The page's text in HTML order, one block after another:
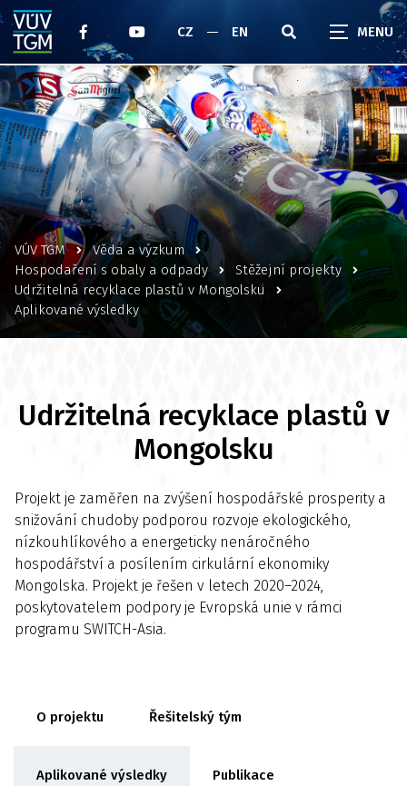
CZ EN
VÚV TGM
Věda a výzkum
Hospodaření s obaly a odpady
Stěžejní projekty
Udržitelná recyklace plastů v Mongolsku
Aplikované výsledky
Udržitelná recyklace plastů v
Mongolsku
Projekt je zaměřen na zvýšení hospodářské prosperity a
snižování chudoby podporou rozvoje ekologického,
nízkouhlíkového a energeticky nenáročného
hospodářství a posílením cirkulární ekonomiky
Mongolska. Projekt je řešen v letech 2020–2024,
poskytovatelem podpory je Evropská unie v rámci
programu SWITCH-Asia.
O projektu Řešitelský tým
Aplikované výsledky Publikace